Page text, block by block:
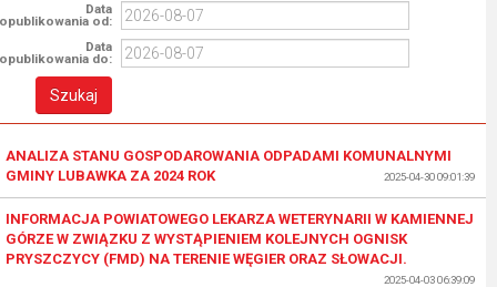
Data
opublikowania od:
Data
opublikowania do:
ANALIZA STANU GOSPODAROWANIA ODPADAMI KOMUNALNYMI
GMINY LUBAWKA ZA 2024 ROK
2025-04-30 09:01:39
INFORMACJA POWIATOWEGO LEKARZA WETERYNARII W KAMIENNEJ
GÓRZE W ZWIĄZKU Z WYSTĄPIENIEM KOLEJNYCH OGNISK
PRYSZCZYCY (FMD) NA TERENIE WĘGIER ORAZ SŁOWACJI.
2025-04-03 06:39:09